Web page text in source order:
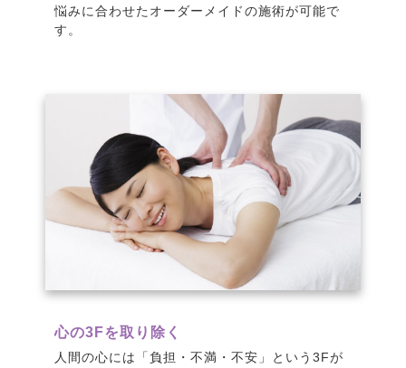
悩みに合わせたオーダーメイドの施術が可能で
す。
心の3Fを取り除く
人間の心には「負担・不満・不安」という3Fが